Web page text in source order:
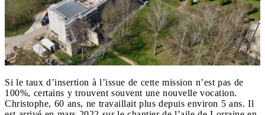
Si le taux d’insertion à l’issue de cette mission n’est pas de
100%, certains y trouvent souvent une nouvelle vocation.
Christophe, 60 ans, ne travaillait plus depuis environ 5 ans. Il